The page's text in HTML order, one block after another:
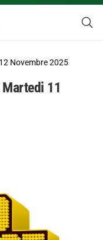
12 Novembre 2025
11